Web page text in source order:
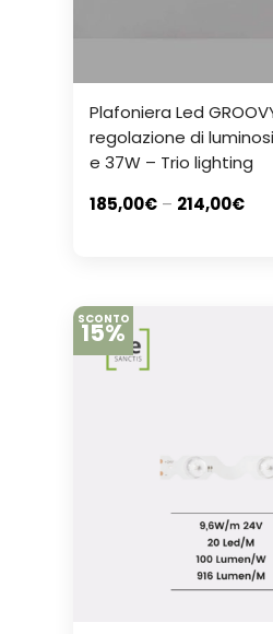
Plafoniera Led
regolazione di
e 37W – Trio lighting
185,00€ – 214,00€
SCONTO
15%